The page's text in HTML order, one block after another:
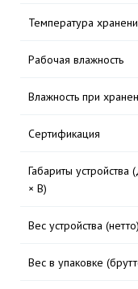
Температура
Рабочая влажность
Влажность при
Сертификация
Габариты устройства
× В)
Вес устройства (нетто)
Вес в упаковке